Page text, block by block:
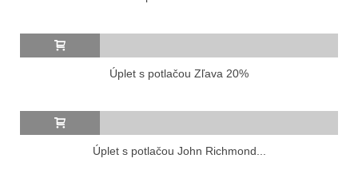
Úplet s potlačou Zľava 20%
Úplet s potlačou John Richmond...